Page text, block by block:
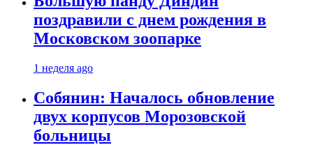
поздравили с днем рождения в
Московском зоопарке
1 неделя ago
Собянин: Началось обновление
двух корпусов Морозовской
больницы